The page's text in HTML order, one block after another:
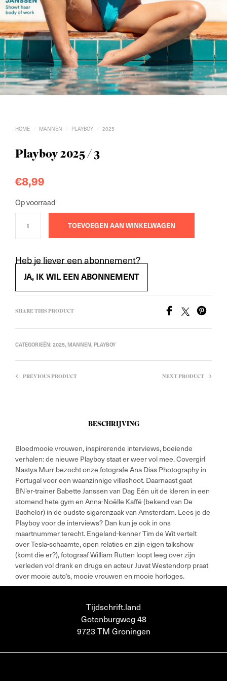
HOME / MANNEN / PLAYBOY / 2025
Playboy 2025 / 3
€8,99
Op voorraad
TOEVOEGEN AAN WINKELWAGEN
Heb je liever een abonnement?
JA, IK WIL EEN ABONNEMENT
SHARE THIS PRODUCT
CATEGORIEËN: 2025, MANNEN, PLAYBOY
PREVIOUS PRODUCT NEXT PRODUCT
BESCHRIJVING
Bloedmooie vrouwen, inspirerende interviews, boeiende
verhalen: de nieuwe Playboy staat er weer vol mee. Covergirl
Nastya Murr bezocht onze fotografe Ana Dias Photography in
Portugal voor een waanzinnige villashoot. Daarnaast gaat
BN’er-trainer Babette Janssen van Dag Eén uit de kleren in een
stomend hete gym en Anna-Noëlle Kaffé (bekend van De
Bachelor) in de oudste sigarenzaak van Amsterdam. Lees je de
Playboy voor de interviews? Dan kun je ook in ons
maartnummer terecht. Engeland-kenner Tim de Wit vertelt
over Tesla-schaamte, open relaties en zijn eigen talkshow
(komt die er?), fotograaf William Rutten loopt leeg over zijn
verleden vol drank en drugs en acteur Juvat Westendorp praat
over mooie auto’s, mooie vrouwen en mooie horloges.
Tijdschrift.land
Gotenburgweg 48
9723 TM Groningen